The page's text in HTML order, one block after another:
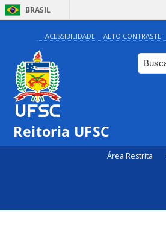
BRASIL
ACESSIBILIDADE ALTO CONTRASTE
Reitoria UFSC
Área Restrita